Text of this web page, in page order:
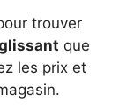
trouver
que
les prix et